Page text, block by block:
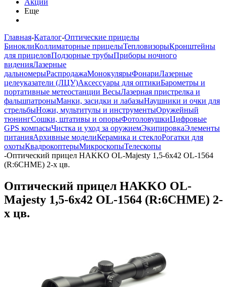
Акции
Еще
Главная-Каталог-Оптические прицелы
БиноклиКоллиматорные прицелыТепловизорыКронштейны
для прицеловПодзорные трубыПриборы ночного
виденияЛазерные
дальномерыРаспродажаМонокулярыФонариЛазерные
целеуказатели (ЛЦУ)Аксессуары для оптикиБарометры и
портативные метеостанции ВесыЛазерная пристрелка и
фальшпатроныМанки, засидки и лабазыНаушники и очки для
стрельбыНожи, мультитулы и инструментыОружейный
тюнингСошки, штативы и опорыФотоловушкиЦифровые
GPS компасыЧистка и уход за оружиемЭкипировкаЭлементы
питанияАрхивные моделиКерамика и стеклоРогатки для
охотыКвадрокоптерыМикроскопыТелескопы
-Оптический прицел HAKKO OL-Majesty 1,5-6x42 OL-1564
(R:6CHME) 2-x цв.
Оптический прицел HAKKO OL-
Majesty 1,5-6x42 OL-1564 (R:6CHME) 2-
x цв.